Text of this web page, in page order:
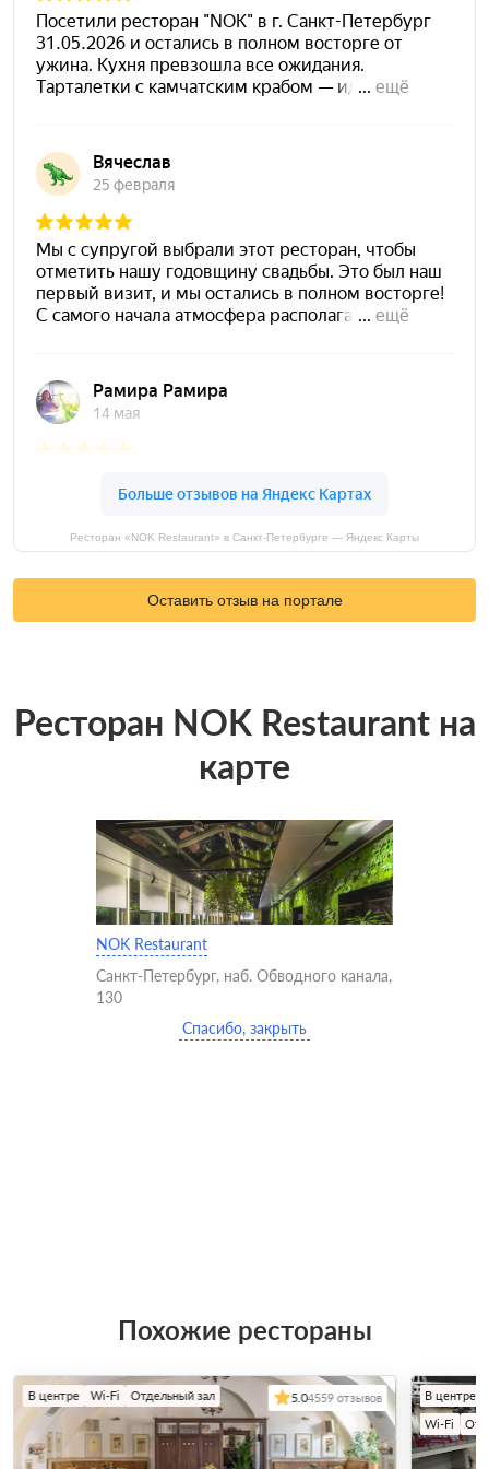
Ресторан «NOK Restaurant» в Санкт-Петербурге — Яндекс Карты
Оставить отзыв на портале
Ресторан NOK Restaurant на
карте
NOK Restaurant
Санкт-Петербург, наб. Обводного канала,
130
Спасибо, закрыть
Похожие рестораны
В центре Wi-Fi Отдельный зал 5.04559 отзывов В центре
Wi-Fi